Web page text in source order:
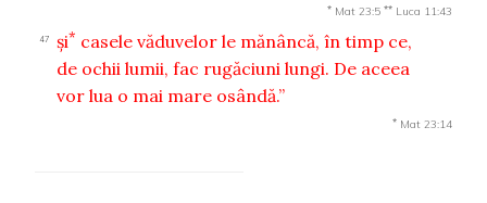
* Mat 23:5 ** Luca 11:43
47 şi* casele văduvelor le mănâncă, în timp ce,
de ochii lumii, fac rugăciuni lungi. De aceea
vor lua o mai mare osândă.”
* Mat 23:14